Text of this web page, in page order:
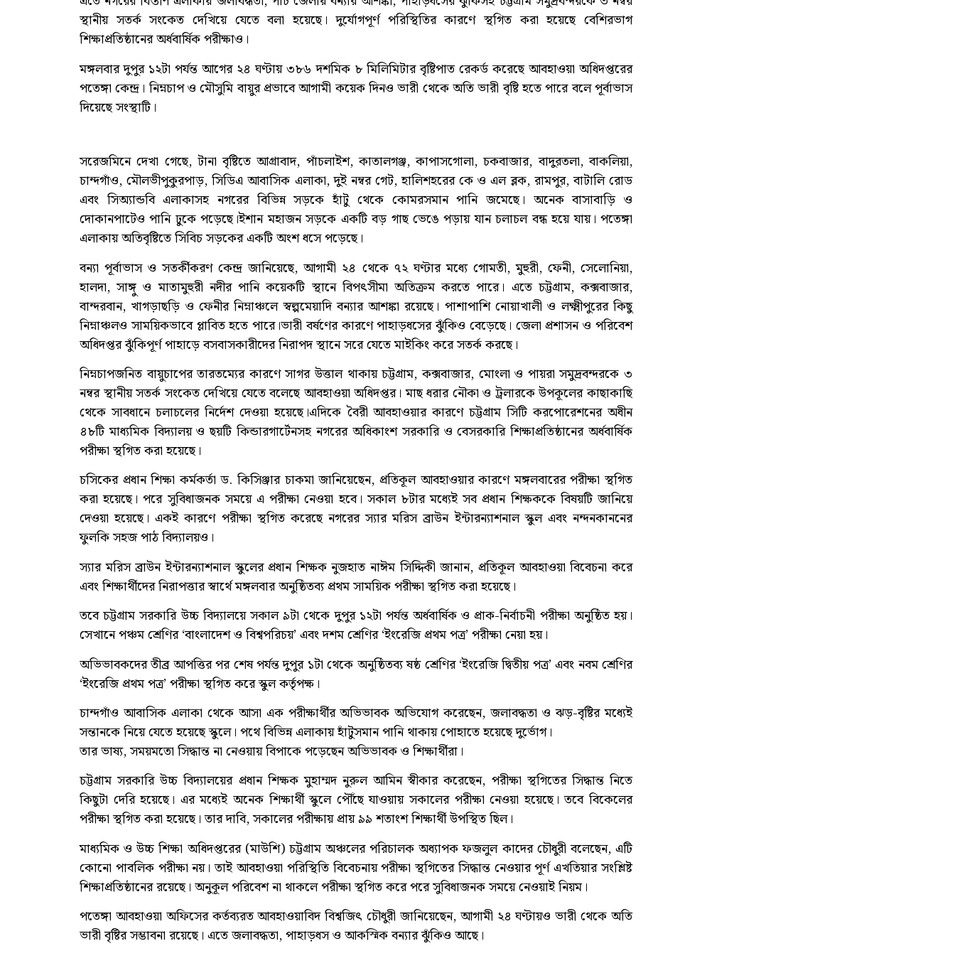
স্থানীয় সতর্ক সংকেত দেখিয়ে যেতে বলা হয়েছে। দুর্যোগপূর্ণ পরিস্থিতির কারণে স্থগিত করা হয়েছে বেশিরভাগ
শিক্ষাপ্রতিষ্ঠানের অর্ধবার্ষিক পরীক্ষাও।
মঙ্গলবার দুপুর ১২টা পর্যন্ত আগের ২৪ ঘণ্টায় ৩৮৬ দশমিক ৮ মিলিমিটার বৃষ্টিপাত রেকর্ড করেছে আবহাওয়া অধিদপ্তরের
পতেঙ্গা কেন্দ্র। নিম্নচাপ ও মৌসুমি বায়ুর প্রভাবে আগামী কয়েক দিনও ভারী থেকে অতি ভারী বৃষ্টি হতে পারে বলে পূর্বাভাস
দিয়েছে সংস্থাটি।
সরেজমিনে দেখা গেছে, টানা বৃষ্টিতে আগ্রাবাদ, পাঁচলাইশ, কাতালগঞ্জ, কাপাসগোলা, চকবাজার, বাদুরতলা, বাকলিয়া,
চান্দগাঁও, মৌলভীপুকুরপাড়, সিডিএ আবাসিক এলাকা, দুই নম্বর গেট, হালিশহরের কে ও এল ব্লক, রামপুর, বাটালি রোড
এবং সিঅ্যান্ডবি এলাকাসহ নগরের বিভিন্ন সড়কে হাঁটু থেকে কোমরসমান পানি জমেছে। অনেক বাসাবাড়ি ও
দোকানপাটেও পানি ঢুকে পড়েছে।ইশান মহাজন সড়কে একটি বড় গাছ ভেঙে পড়ায় যান চলাচল বন্ধ হয়ে যায়। পতেঙ্গা
এলাকায় অতিবৃষ্টিতে সিবিচ সড়কের একটি অংশ ধসে পড়েছে।
বন্যা পূর্বাভাস ও সতর্কীকরণ কেন্দ্র জানিয়েছে, আগামী ২৪ থেকে ৭২ ঘণ্টার মধ্যে গোমতী, মুহুরী, ফেনী, সেলোনিয়া,
হালদা, সাঙ্গু ও মাতামুহুরী নদীর পানি কয়েকটি স্থানে বিপৎসীমা অতিক্রম করতে পারে। এতে চট্টগ্রাম, কক্সবাজার,
বান্দরবান, খাগড়াছড়ি ও ফেনীর নিম্নাঞ্চলে স্বল্পমেয়াদি বন্যার আশঙ্কা রয়েছে। পাশাপাশি নোয়াখালী ও লক্ষ্মীপুরের কিছু
নিম্নাঞ্চলও সাময়িকভাবে প্লাবিত হতে পারে।ভারী বর্ষণের কারণে পাহাড়ধসের ঝুঁকিও বেড়েছে। জেলা প্রশাসন ও পরিবেশ
অধিদপ্তর ঝুঁকিপূর্ণ পাহাড়ে বসবাসকারীদের নিরাপদ স্থানে সরে যেতে মাইকিং করে সতর্ক করছে।
নিম্নচাপজনিত বায়ুচাপের তারতম্যের কারণে সাগর উত্তাল থাকায় চট্টগ্রাম, কক্সবাজার, মোংলা ও পায়রা সমুদ্রবন্দরকে ৩
নম্বর স্থানীয় সতর্ক সংকেত দেখিয়ে যেতে বলেছে আবহাওয়া অধিদপ্তর। মাছ ধরার নৌকা ও ট্রলারকে উপকূলের কাছাকাছি
থেকে সাবধানে চলাচলের নির্দেশ দেওয়া হয়েছে।এদিকে বৈরী আবহাওয়ার কারণে চট্টগ্রাম সিটি করপোরেশনের অধীন
৪৮টি মাধ্যমিক বিদ্যালয় ও ছয়টি কিন্ডারগার্টেনসহ নগরের অধিকাংশ সরকারি ও বেসরকারি শিক্ষাপ্রতিষ্ঠানের অর্ধবার্ষিক
পরীক্ষা স্থগিত করা হয়েছে।
চসিকের প্রধান শিক্ষা কর্মকর্তা ড. কিসিঞ্জার চাকমা জানিয়েছেন, প্রতিকূল আবহাওয়ার কারণে মঙ্গলবারের পরীক্ষা স্থগিত
করা হয়েছে। পরে সুবিধাজনক সময়ে এ পরীক্ষা নেওয়া হবে। সকাল ৮টার মধ্যেই সব প্রধান শিক্ষককে বিষয়টি জানিয়ে
দেওয়া হয়েছে। একই কারণে পরীক্ষা স্থগিত করেছে নগরের স্যার মরিস ব্রাউন ইন্টারন্যাশনাল স্কুল এবং নন্দনকাননের
ফুলকি সহজ পাঠ বিদ্যালয়ও।
স্যার মরিস ব্রাউন ইন্টারন্যাশনাল স্কুলের প্রধান শিক্ষক নুজহাত নাঈম সিদ্দিকী জানান, প্রতিকূল আবহাওয়া বিবেচনা করে
এবং শিক্ষার্থীদের নিরাপত্তার স্বার্থে মঙ্গলবার অনুষ্ঠিতব্য প্রথম সাময়িক পরীক্ষা স্থগিত করা হয়েছে।
তবে চট্টগ্রাম সরকারি উচ্চ বিদ্যালয়ে সকাল ৯টা থেকে দুপুর ১২টা পর্যন্ত অর্ধবার্ষিক ও প্রাক-নির্বাচনী পরীক্ষা অনুষ্ঠিত হয়।
সেখানে পঞ্চম শ্রেণির ‘বাংলাদেশ ও বিশ্বপরিচয়’ এবং দশম শ্রেণির ‘ইংরেজি প্রথম পত্র’ পরীক্ষা নেয়া হয়।
অভিভাবকদের তীব্র আপত্তির পর শেষ পর্যন্ত দুপুর ১টা থেকে অনুষ্ঠিতব্য ষষ্ঠ শ্রেণির ‘ইংরেজি দ্বিতীয় পত্র’ এবং নবম শ্রেণির
‘ইংরেজি প্রথম পত্র’ পরীক্ষা স্থগিত করে স্কুল কর্তৃপক্ষ।
চান্দগাঁও আবাসিক এলাকা থেকে আসা এক পরীক্ষার্থীর অভিভাবক অভিযোগ করেছেন, জলাবদ্ধতা ও ঝড়-বৃষ্টির মধ্যেই
সন্তানকে নিয়ে যেতে হয়েছে স্কুলে। পথে বিভিন্ন এলাকায় হাঁটুসমান পানি থাকায় পোহাতে হয়েছে দুর্ভোগ।
তার ভাষ্য, সময়মতো সিদ্ধান্ত না নেওয়ায় বিপাকে পড়েছেন অভিভাবক ও শিক্ষার্থীরা।
চট্টগ্রাম সরকারি উচ্চ বিদ্যালয়ের প্রধান শিক্ষক মুহাম্মদ নুরুল আমিন স্বীকার করেছেন, পরীক্ষা স্থগিতের সিদ্ধান্ত নিতে
কিছুটা দেরি হয়েছে। এর মধ্যেই অনেক শিক্ষার্থী স্কুলে পৌঁছে যাওয়ায় সকালের পরীক্ষা নেওয়া হয়েছে। তবে বিকেলের
পরীক্ষা স্থগিত করা হয়েছে। তার দাবি, সকালের পরীক্ষায় প্রায় ৯৯ শতাংশ শিক্ষার্থী উপস্থিত ছিল।
মাধ্যমিক ও উচ্চ শিক্ষা অধিদপ্তরের (মাউশি) চট্টগ্রাম অঞ্চলের পরিচালক অধ্যাপক ফজলুল কাদের চৌধুরী বলেছেন, এটি
কোনো পাবলিক পরীক্ষা নয়। তাই আবহাওয়া পরিস্থিতি বিবেচনায় পরীক্ষা স্থগিতের সিদ্ধান্ত নেওয়ার পূর্ণ এখতিয়ার সংশ্লিষ্ট
শিক্ষাপ্রতিষ্ঠানের রয়েছে। অনুকূল পরিবেশ না থাকলে পরীক্ষা স্থগিত করে পরে সুবিধাজনক সময়ে নেওয়াই নিয়ম।
পতেঙ্গা আবহাওয়া অফিসের কর্তব্যরত আবহাওয়াবিদ বিশ্বজিৎ চৌধুরী জানিয়েছেন, আগামী ২৪ ঘণ্টায়ও ভারী থেকে অতি
ভারী বৃষ্টির সম্ভাবনা রয়েছে। এতে জলাবদ্ধতা, পাহাড়ধস ও আকস্মিক বন্যার ঝুঁকিও আছে।